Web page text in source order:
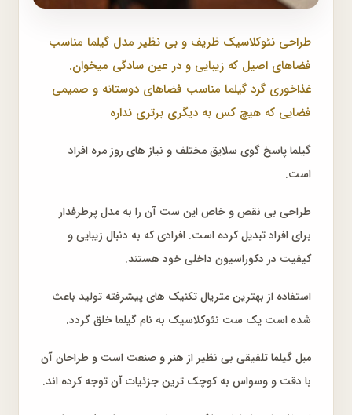
طراحی نئوکلاسیک ظریف و بی نظیر مدل گیلما مناسب
فضاهای اصیل که زیبایی و در عین سادگی میخوان.
غذاخوری گرد گیلما مناسب فضاهای دوستانه و صمیمی
فضایی که هیچ کس به دیگری برتری نداره
گیلما پاسخ گوی سلایق مختلف و نیاز های روز مره افراد
است.
طراحی بی نقص و خاص این ست آن را به مدل پرطرفدار
برای افراد تبدیل کرده است. افرادی که به دنبال زیبایی و
کیفیت در دکوراسیون داخلی خود هستند.
استفاده از بهترین متریال تکنیک های پیشرفته تولید باعث
شده است یک ست نئوکلاسیک به نام گیلما خلق گردد.
مبل گیلما تلفیقی بی نظیر از هنر و صنعت است و طراحان آن
با دقت و وسواس به کوچک ترین جزئیات آن توجه کرده اند.